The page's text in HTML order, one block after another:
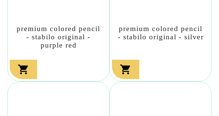
premium colored pencil
- stabilo original -
purple red

premium colored pencil
- stabilo original - silver
